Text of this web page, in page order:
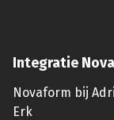
Integratie
Novaform bij
Erk